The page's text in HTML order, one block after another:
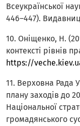
Всеукраїнської
446–447).
10. Оніщенко, Н.
контексті рівнів
https://
11. Верховна Рада
плану заходів до
Національної
громадянського